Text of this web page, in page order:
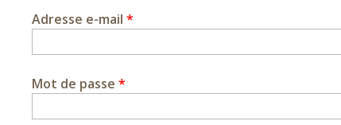
Adresse e-mail *
Mot de passe *